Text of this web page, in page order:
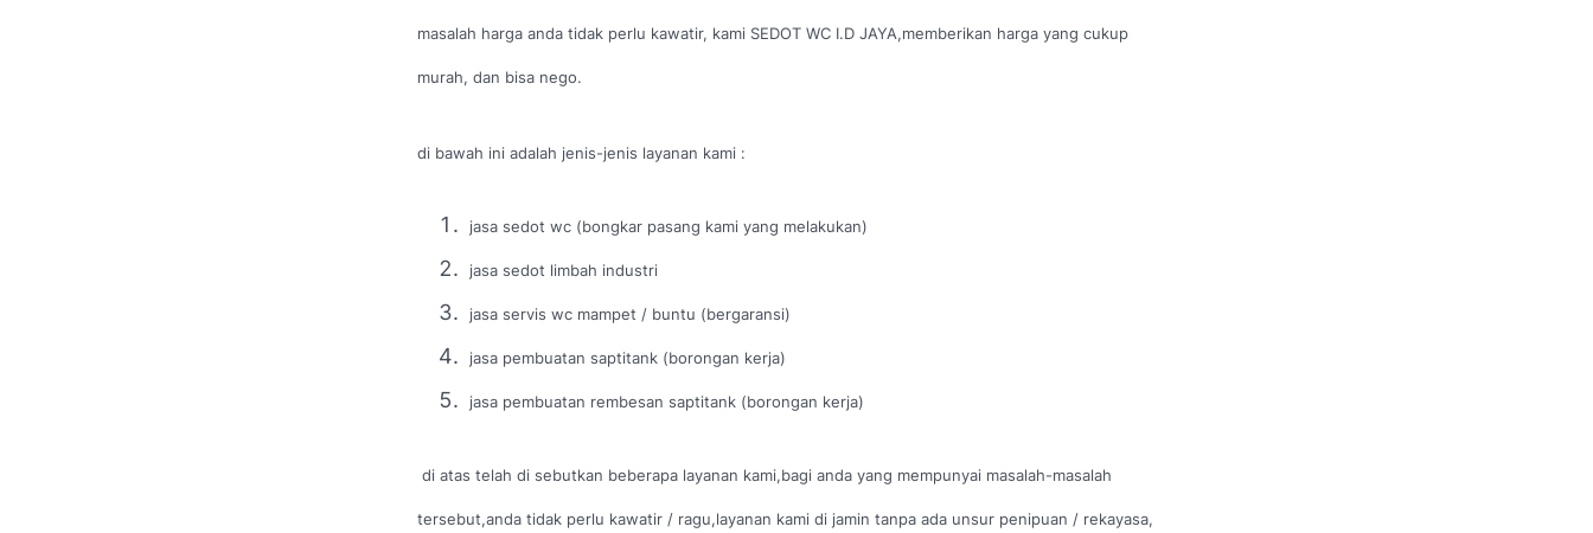
masalah harga anda tidak perlu kawatir, kami SEDOT WC I.D JAYA,memberikan harga yang cukup
murah, dan bisa nego.
di bawah ini adalah jenis-jenis layanan kami :
jasa sedot wc (bongkar pasang kami yang melakukan)
jasa sedot limbah industri
jasa servis wc mampet / buntu (bergaransi)
jasa pembuatan saptitank (borongan kerja)
jasa pembuatan rembesan saptitank (borongan kerja)
di atas telah di sebutkan beberapa layanan kami,bagi anda yang mempunyai masalah-masalah
tersebut,anda tidak perlu kawatir / ragu,layanan kami di jamin tanpa ada unsur penipuan / rekayasa,